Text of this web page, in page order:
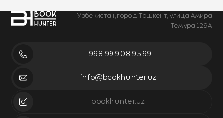
Узбекистан, город Ташкент, улица Амира
Темура 129А
+998 99 908 95 99
info@bookhunter.uz
bookhunter.uz